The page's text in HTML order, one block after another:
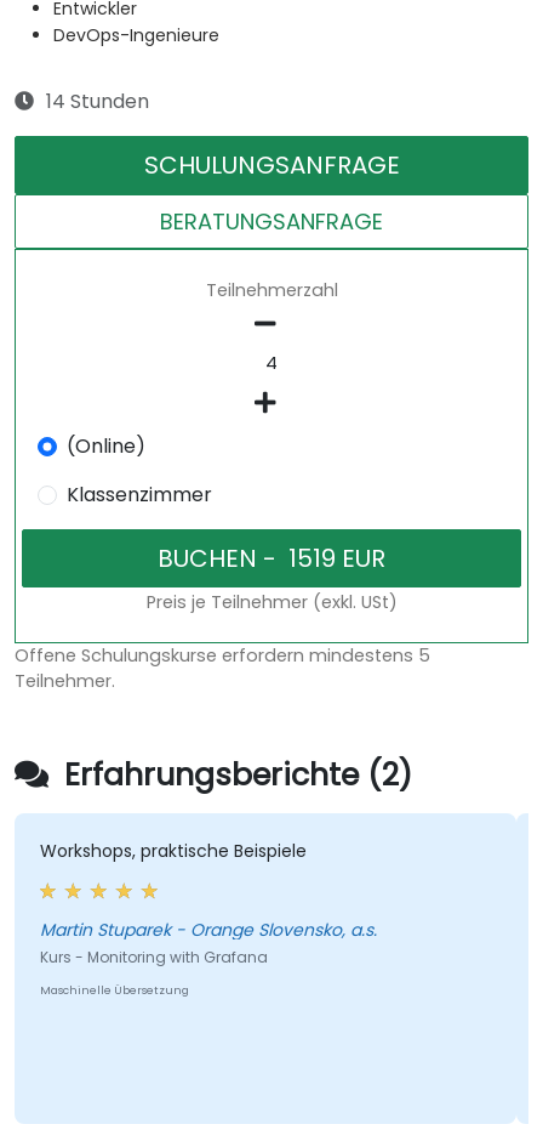
Entwickler
DevOps-Ingenieure
14 Stunden
SCHULUNGSANFRAGE
BERATUNGSANFRAGE
Teilnehmerzahl
(Online)
Klassenzimmer
Preis je Teilnehmer (exkl. USt)
Offene Schulungskurse erfordern mindestens 5
Teilnehmer.
Erfahrungsberichte (2)
Workshops, praktische Beispiele
Martin Stuparek - Orange Slovensko, a.s.
Kurs - Monitoring with Grafana
Maschinelle Übersetzung